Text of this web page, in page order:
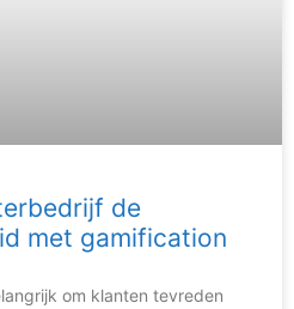
de
met gamification
om klanten tevreden